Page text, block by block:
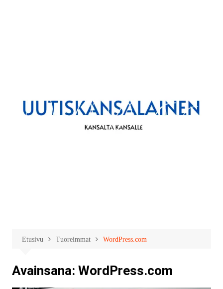
Etusivu Tuoreimmat WordPress.com
Avainsana: WordPress.com